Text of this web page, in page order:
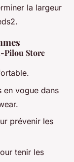
la largeur
Pilou Store
en vogue dans
prévenir les
tenir les